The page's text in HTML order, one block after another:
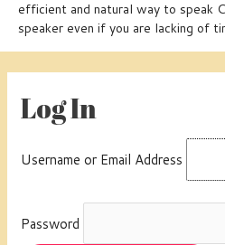
efficient and natural way to speak
speaker even if you are lacking of
Log In
Username or Email Address
Password